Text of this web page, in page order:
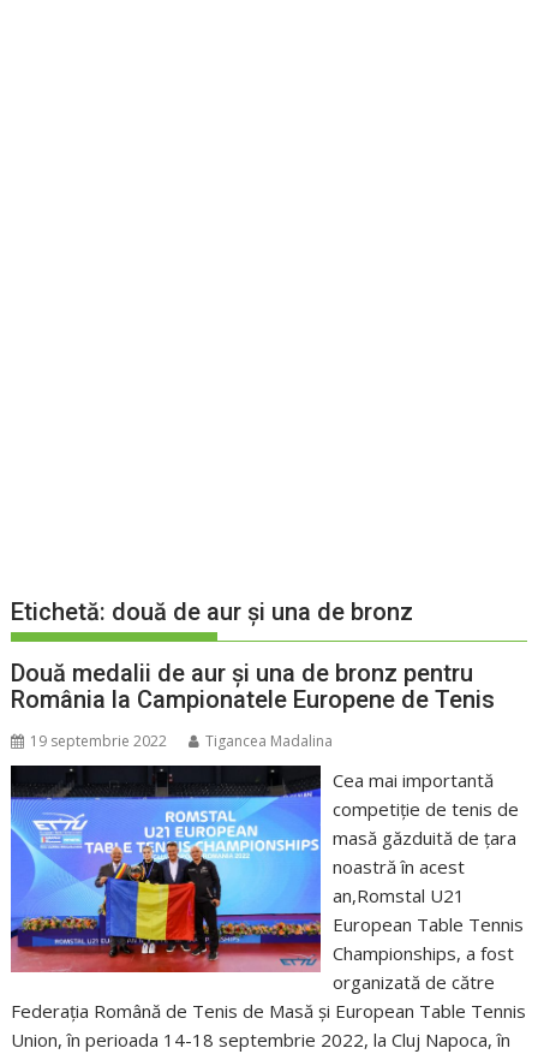
Etichetă: două de aur și una de bronz
Două medalii de aur și una de bronz pentru
România la Campionatele Europene de Tenis
19 septembrie 2022 Tigancea Madalina
Cea mai importantă
competiție de tenis de
masă găzduită de țara
noastră în acest
an,Romstal U21
European Table Tennis
Championships, a fost
organizată de către
Federația Română de Tenis de Masă și European Table Tennis
Union, în perioada 14-18 septembrie 2022, la Cluj Napoca, în